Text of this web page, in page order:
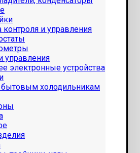
контроля и управления
управления
электронные устройства
бытовым холодильникам